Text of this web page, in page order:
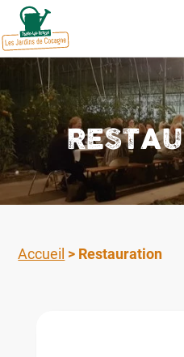
Accueil > Restauration